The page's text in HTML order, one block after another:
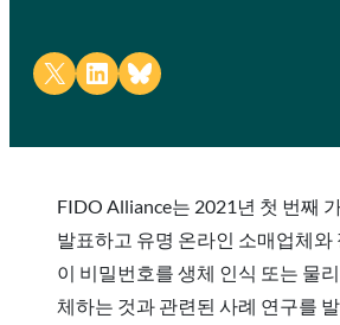
Share on X Share on LinkedIn
Share on Bluesky
FIDO Alliance는 2021년 첫 번째
발표하고 유명 온라인 소매업체와
이 비밀번호를 생체 인식 또는 물
체하는 것과 관련된 사례 연구를